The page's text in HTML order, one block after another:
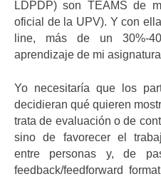
LDPDP) son TEAMS de
oficial de la UPV). Y con
line, más de un 30%-
aprendizaje de mi
Yo necesitaría que los
decidieran qué quieren
trata de evaluación o de
sino de favorecer el
entre personas y, de
feedback/feedforward